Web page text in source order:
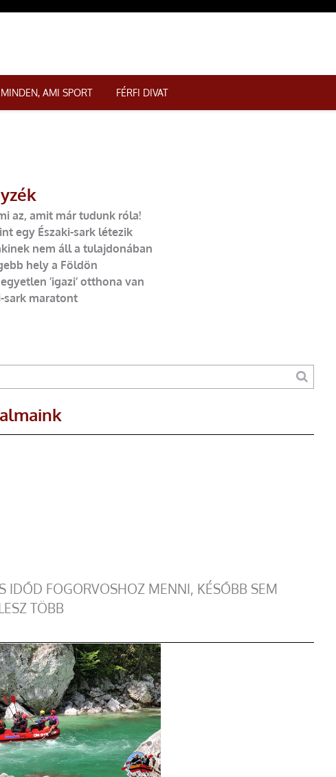
MINDEN, AMI SPORT FÉRFI DIVAT
az, amit már tudunk róla!
egy Északi-sark létezik
nem áll a tulajdonában
hely a Földön
’igazi’ otthona van
sark maratont
IDŐD FOGORVOSHOZ MENNI, KÉSŐBB SEM
TÖBB